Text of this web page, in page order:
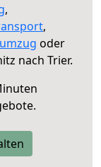
,
,
oder
nach Trier.